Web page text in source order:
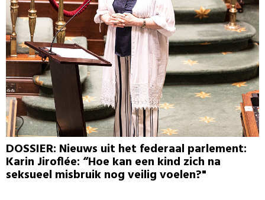
DOSSIER: Nieuws uit het federaal parlement:
Karin Jiroflée: “Hoe kan een kind zich na
seksueel misbruik nog veilig voelen?"